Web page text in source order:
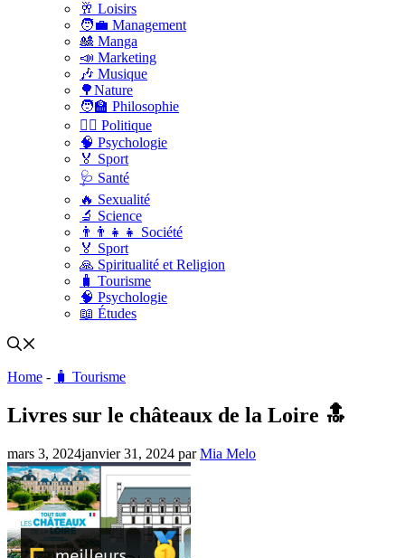
🥂 Loisirs
🧑‍💼 Management
🎎 Manga
📣 Marketing
🎶 Musique
🌳Nature
🧑‍🏫 Philosophie
👨‍⚖️ Politique
🧠 Psychologie
🏅 Sport
🩺 Santé
🔥 Sexualité
🔬 Science
👨‍👨‍👧‍👧 Société
🏅 Sport
🙏 Spiritualité et Religion
🧳 Tourisme
🧠 Psychologie
📖 Études
Home - 🧳 Tourisme
Livres sur le châteaux de la Loire 🔝
mars 3, 2024janvier 31, 2024 parMia Melo